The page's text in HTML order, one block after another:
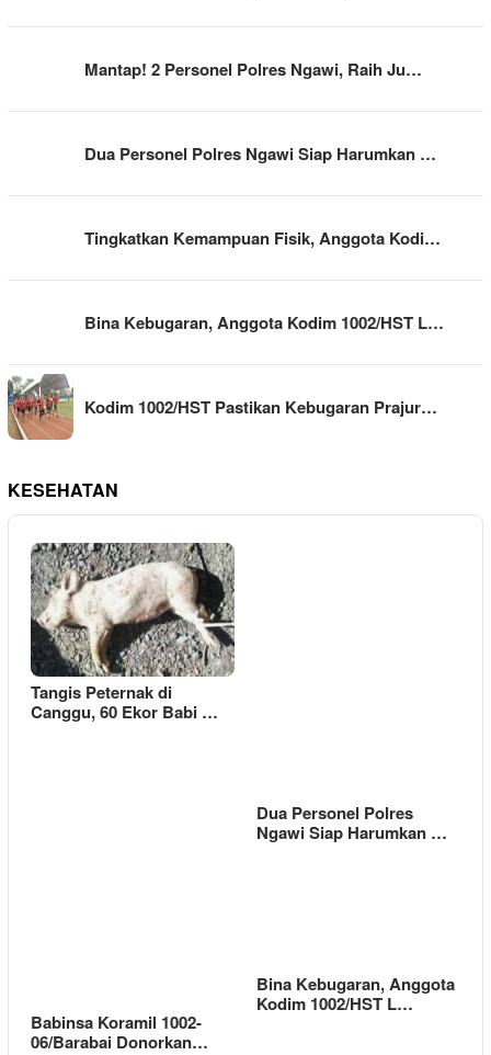
Mantap! 2 Personel Polres Ngawi, Raih Ju…
Dua Personel Polres Ngawi Siap Harumkan …
Tingkatkan Kemampuan Fisik, Anggota Kodi…
Bina Kebugaran, Anggota Kodim 1002/HST L…
Kodim 1002/HST Pastikan Kebugaran Prajur…
KESEHATAN
Tangis Peternak di
Canggu, 60 Ekor Babi …
Dua Personel Polres
Ngawi Siap Harumkan …
Babinsa Koramil 1002-
06/Barabai Donorkan…
Bina Kebugaran, Anggota
Kodim 1002/HST L…